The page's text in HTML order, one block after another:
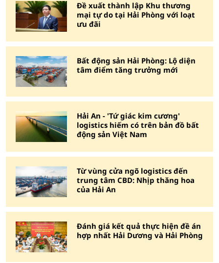
Đề xuất thành lập Khu thương
mại tự do tại Hải Phòng với loạt
ưu đãi
Bất động sản Hải Phòng: Lộ diện
tâm điểm tăng trưởng mới
Hải An - 'Tứ giác kim cương'
logistics hiếm có trên bản đồ bất
động sản Việt Nam
Từ vùng cửa ngõ logistics đến
trung tâm CBD: Nhịp thăng hoa
của Hải An
Đánh giá kết quả thực hiện đề án
hợp nhất Hải Dương và Hải Phòng